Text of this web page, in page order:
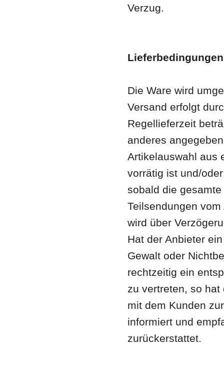
Verzug.
Lieferbedingungen
Die Ware wird
Versand erfolgt
Regellieferzeit
anderes
Artikelauswahl aus
vorrätig ist und/
sobald die
Teilsendungen
wird über
Hat der Anbieter
Gewalt oder
rechtzeitig ein
zu vertreten, so hat
mit dem Kunden
informiert und
zurückerstattet.